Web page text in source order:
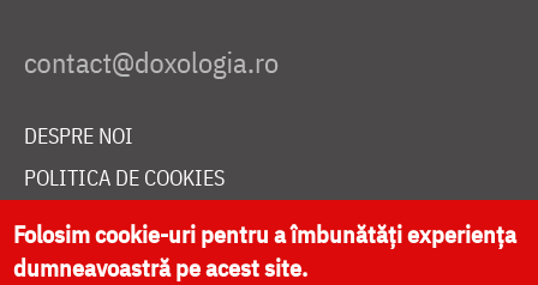
DESPRE NOI
POLITICA DE COOKIES
DONEAZĂ ONLINE PENTRU CATEDRALA NAȚIONALĂ
Folosim cookie-uri pentru a îmbunătăți experiența
dumneavoastră pe acest site.